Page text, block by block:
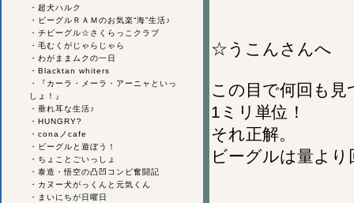
・ 超犬ハルク
・
ビーグルＲＡＭのお気楽“海”生活♪
・ チビーグル☆さくらっこクラブ
・ 毛むくがじゃらじゃら
・ わがままムクの一日
・ Blacktan whiters
・
『カーラ・メーラ・アーニャといっ
しょ！』
・ 垂れ耳な生活♪
・ HUNGRY?
・ conaノcafe
・
ビーグルと遊ぼう！
・ ちょことごいっしょ
・ 泰造・悟空の凸凹コンビ奮闘記
・ カヌー犬がっくんと元気くん
・
まいにちが日曜日
☆うこんさんへ
この目で何回も
1ミリ単位！
それ正解。
ビーグルは量より